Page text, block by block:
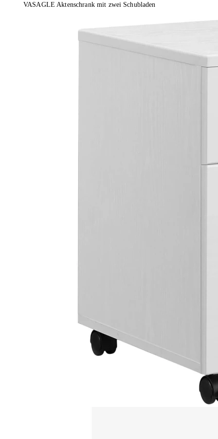
VASAGLE Aktenschrank mit zwei Schubladen